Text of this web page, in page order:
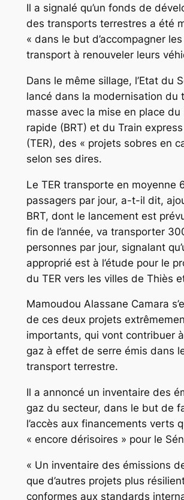
Il a signalé qu’un fonds de
des transports terrestres a été
« dans le but d’accompagner
transport à renouveler leurs
Dans le même sillage, l’Etat du
lancé dans la modernisation du
masse avec la mise en place du
rapide (BRT) et du Train
(TER), des « projets sobres en
selon ses dires.
Le TER transporte en moyenne
passagers par jour, a-t-il dit,
BRT, dont le lancement est
fin de l’année, va transporter
personnes par jour, signalant
approprié est à l’étude pour le
du TER vers les villes de Thiès
Mamoudou Alassane Camara
de ces deux projets
importants, qui vont contribuer
gaz à effet de serre émis dans
transport terrestre.
Il a annoncé un inventaire des
gaz du secteur, dans le but de
l’accès aux financements verts
« encore dérisoires » pour le
« Un inventaire des émissions
que d’autres projets plus
conformes aux standards